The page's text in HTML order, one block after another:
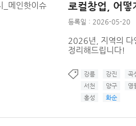
로컬창업, 어
등록일 : 2026-05-20
2026년, 지역의 다
정리해드립니다!
강릉 강진 곡
서천
양구 영
홍성
화순